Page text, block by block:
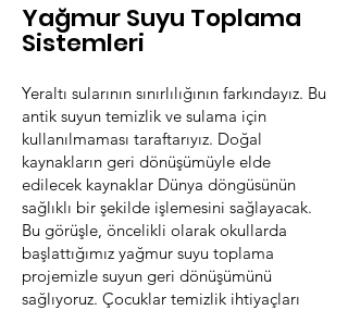
Yağmur Suyu Toplama
Sistemleri
Yeraltı sularının sınırlılığının farkındayız. Bu
antik suyun temizlik ve sulama için
kullanılmaması taraftarıyız. Doğal
kaynakların geri dönüşümüyle elde
edilecek kaynaklar Dünya döngüsünün
sağlıklı bir şekilde işlemesini sağlayacak.
Bu görüşle, öncelikli olarak okullarda
başlattığımız yağmur suyu toplama
projemizle suyun geri dönüşümünü
sağlıyoruz. Çocuklar temizlik ihtiyaçları